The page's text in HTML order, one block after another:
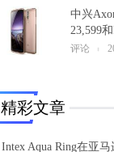
中兴
23,599
评论
精彩文章